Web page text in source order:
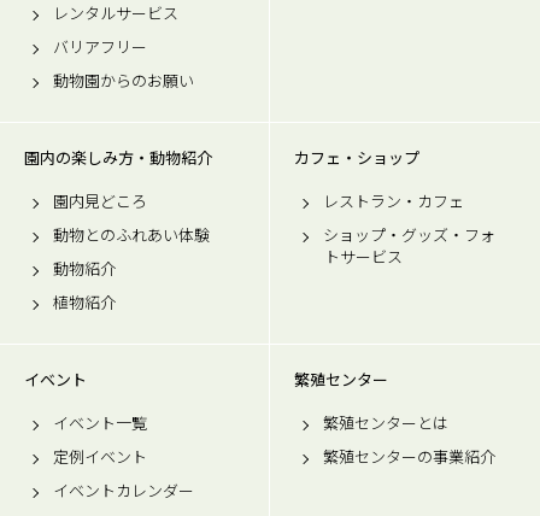
レンタルサービス
バリアフリー
動物園からのお願い
園内の楽しみ方・動物紹介
園内見どころ
動物とのふれあい体験
動物紹介
植物紹介
カフェ・ショップ
レストラン・カフェ
ショップ・グッズ・フォ
トサービス
イベント
イベント一覧
定例イベント
イベントカレンダー
繁殖センター
繁殖センターとは
繁殖センターの事業紹介